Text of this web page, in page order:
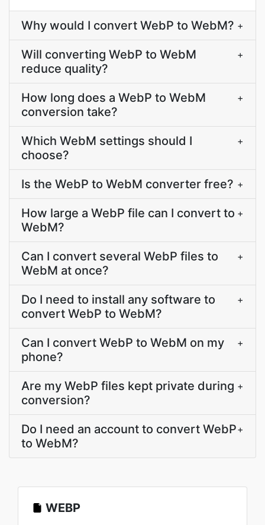
Why would I convert WebP to WebM? +
Will converting WebP to WebM
reduce quality?
+
How long does a WebP to WebM
conversion take?
+
Which WebM settings should I
choose?
+
Is the WebP to WebM converter free? +
How large a WebP file can I convert to
WebM?
+
Can I convert several WebP files to
WebM at once?
+
Do I need to install any software to
convert WebP to WebM?
+
Can I convert WebP to WebM on my
phone?
+
Are my WebP files kept private during
conversion?
+
Do I need an account to convert WebP
to WebM?
+
WEBP